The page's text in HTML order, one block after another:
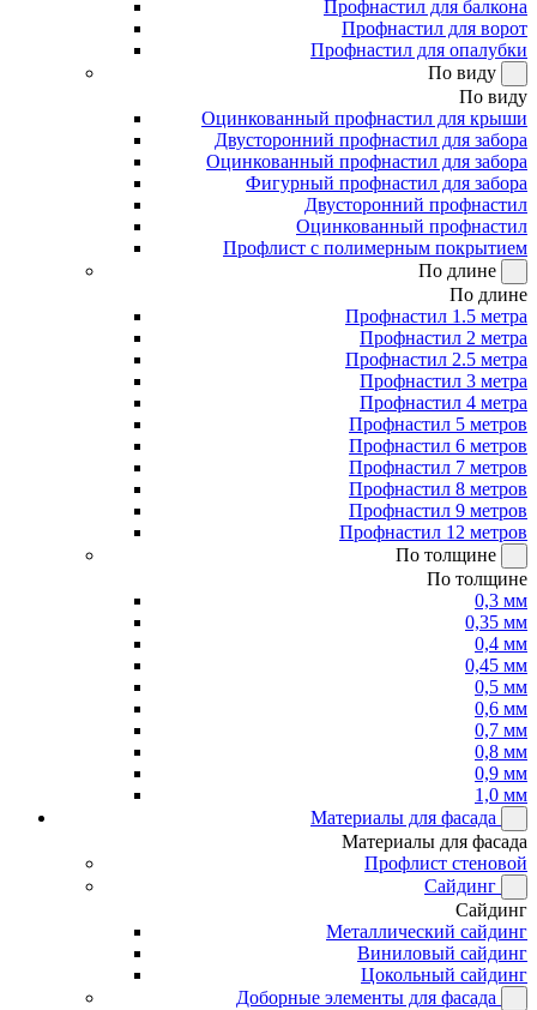
Профнастил для балкона
Профнастил для ворот
Профнастил для опалубки
По виду
По виду
Оцинкованный профнастил для крыши
Двусторонний профнастил для забора
Оцинкованный профнастил для забора
Фигурный профнастил для забора
Двусторонний профнастил
Оцинкованный профнастил
Профлист с полимерным покрытием
По длине
По длине
Профнастил 1.5 метра
Профнастил 2 метра
Профнастил 2.5 метра
Профнастил 3 метра
Профнастил 4 метра
Профнастил 5 метров
Профнастил 6 метров
Профнастил 7 метров
Профнастил 8 метров
Профнастил 9 метров
Профнастил 12 метров
По толщине
По толщине
0,3 мм
0,35 мм
0,4 мм
0,45 мм
0,5 мм
0,6 мм
0,7 мм
0,8 мм
0,9 мм
1,0 мм
Материалы для фасада
Материалы для фасада
Профлист стеновой
Сайдинг
Сайдинг
Металлический сайдинг
Виниловый сайдинг
Цокольный сайдинг
Доборные элементы для фасада